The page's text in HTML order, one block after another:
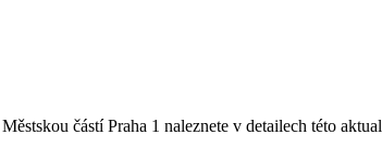
částí Praha 1 naleznete v detailech této